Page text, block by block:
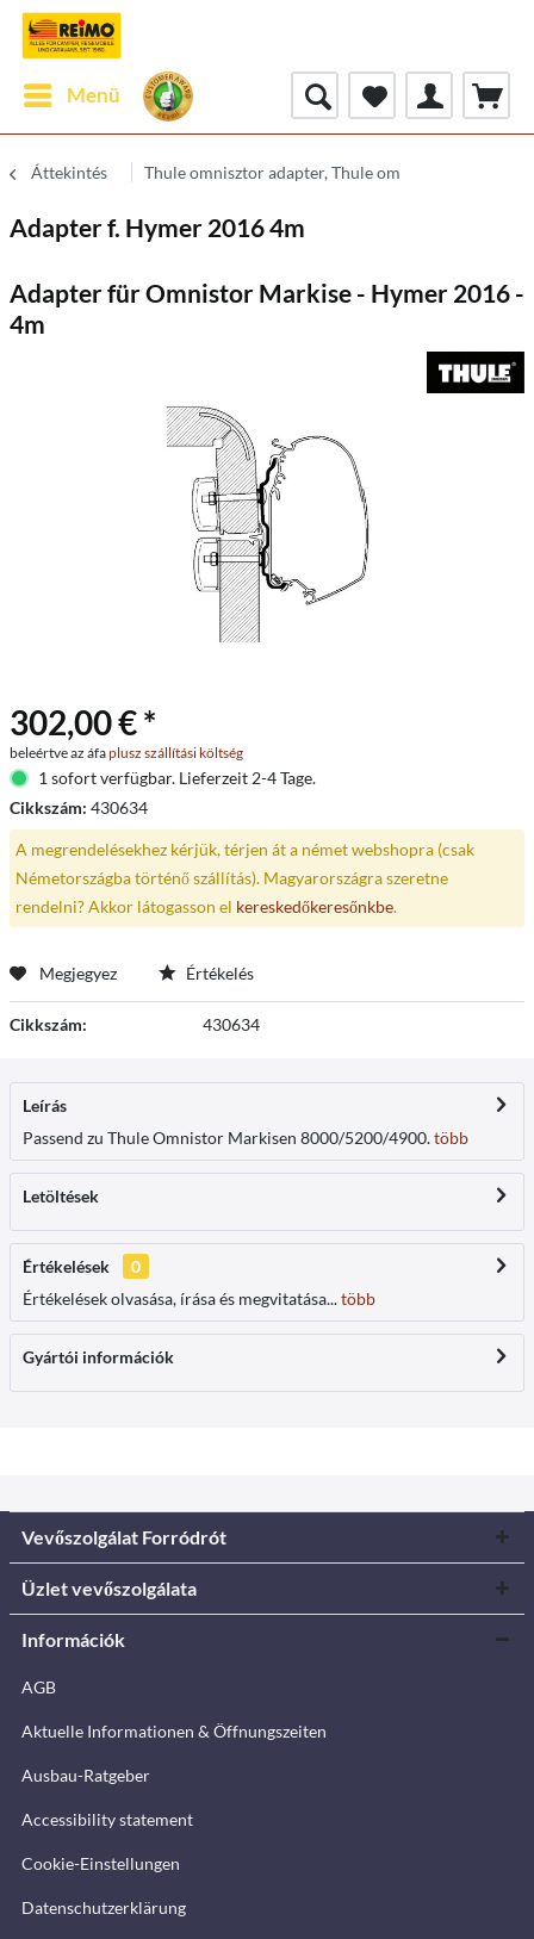
Menü
Áttekintés Thule omnisztor adapter, Thule om
Adapter f. Hymer 2016 4m
Adapter für Omnistor Markise - Hymer 2016 -
4m
302,00 € *
beleértve az áfaplusz szállítási költség
1 sofort verfügbar. Lieferzeit 2-4 Tage.
Cikkszám: 430634
A megrendelésekhez kérjük, térjen át a német webshopra (csak
Németországba történő szállítás). Magyarországra szeretne
rendelni? Akkor látogasson el kereskedőkeresőnkbe.
Megjegyez Értékelés
Cikkszám: 430634
Leírás
Passend zu Thule Omnistor Markisen 8000/5200/4900.több
Letöltések
Értékelések
0
Értékelések olvasása, írása és megvitatása...több
Gyártói információk
Vevőszolgálat Forródrót
Üzlet vevőszolgálata
Információk
AGB
Aktuelle Informationen & Öffnungszeiten
Ausbau-Ratgeber
Accessibility statement
Cookie-Einstellungen
Datenschutzerklärung